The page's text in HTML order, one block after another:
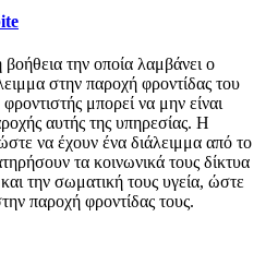
την οποία λαμβάνει ο
στην παροχή φροντίδας του
μπορεί να μην είναι
αυτής της υπηρεσίας. Η
να έχουν ένα διάλειμμα από το
τα κοινωνικά τους δίκτυα
την σωματική τους υγεία, ώστε
παροχή φροντίδας τους.